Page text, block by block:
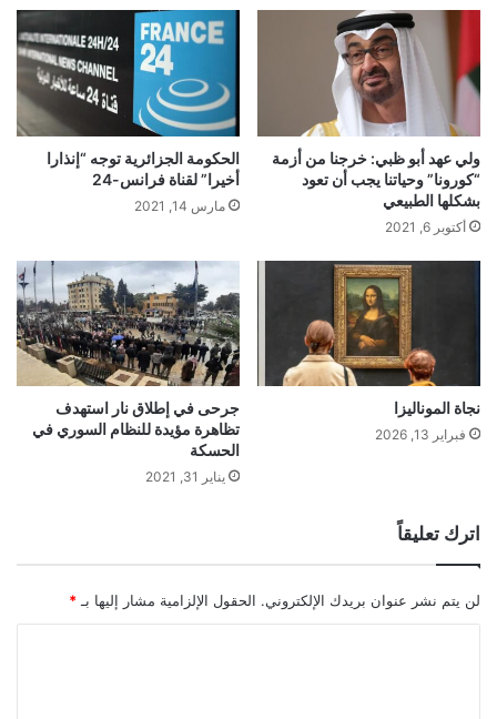
ولي عهد أبو ظبي: خرجنا من أزمة
“كورونا” وحياتنا يجب أن تعود
بشكلها الطبيعي
أكتوبر 6, 2021
الحكومة الجزائرية توجه “إنذارا
أخيرا” لقناة فرانس-24
مارس 14, 2021
نجاة الموناليزا
فبراير 13, 2026
جرحى في إطلاق نار استهدف
تظاهرة مؤيدة للنظام السوري في
الحسكة
يناير 31, 2021
اترك تعليقاً
لن يتم نشر عنوان بريدك الإلكتروني. الحقول الإلزامية مشار إليها بـ *